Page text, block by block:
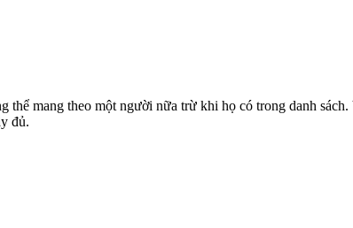
mang theo một người nữa trừ khi họ có trong danh
đủ.